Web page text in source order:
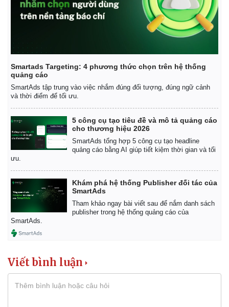
Smartads Targeting: 4 phương thức chọn trên hệ thống
quảng cáo
SmartAds tập trung vào việc nhắm đúng đối tượng, đúng ngữ cảnh
và thời điểm để tối ưu.
5 công cụ tạo tiêu đề và mô tả quảng cáo
cho thương hiệu 2026
SmartAds tổng hợp 5 công cụ tạo headline
quảng cáo bằng AI giúp tiết kiệm thời gian và tối
ưu.
Khám phá hệ thống Publisher đối tác của
SmartAds
Tham khảo ngay bài viết sau để nắm danh sách
publisher trong hệ thống quảng cáo của
SmartAds.
Viết bình luận